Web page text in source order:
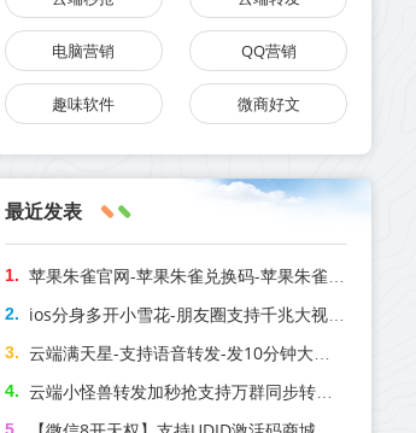
电脑营销 QQ营销
趣味软件 微商好文
最近发表